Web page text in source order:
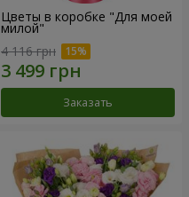
Цветы в коробке "Для моей
милой"
4 116 грн
Заказать